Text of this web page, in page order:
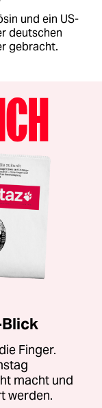
und ein US-
deutschen
gebracht.
Finger.
macht und
werden.